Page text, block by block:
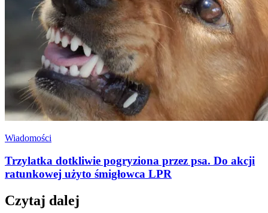
Wiadomości
Trzylatka dotkliwie pogryziona przez psa. Do akcji
ratunkowej użyto śmigłowca LPR
Czytaj dalej